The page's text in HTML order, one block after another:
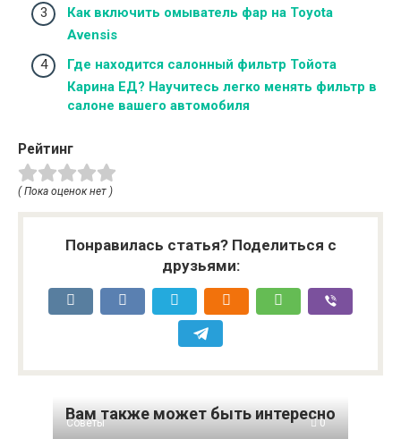
Как включить омыватель фар на Toyota
Avensis
Где находится салонный фильтр Тойота
Карина ЕД? Научитесь легко менять фильтр в
салоне вашего автомобиля
Рейтинг
( Пока оценок нет )
Понравилась статья? Поделиться с
друзьями:
Вам также может быть интересно
Советы 0